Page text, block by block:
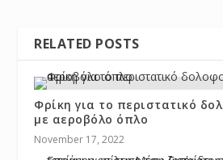
RELATED POSTS
Φρίκη για το περιστατικό
με αεροβόλο όπλο
November 17, 2022